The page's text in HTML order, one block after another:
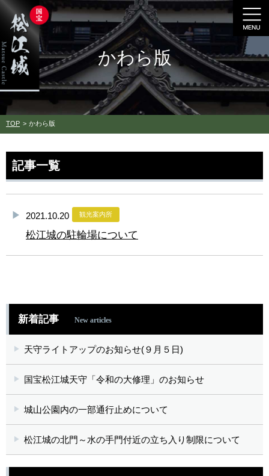
かわら版
TOP かわら版
記事一覧
2021.10.20 観光案内所
松江城の駐輪場について
新着記事 New articles
天守ライトアップのお知らせ(９月５日)
国宝松江城天守「令和の大修理」のお知らせ
城山公園内の一部通行止めについて
松江城の北門～水の手門付近の立ち入り制限について